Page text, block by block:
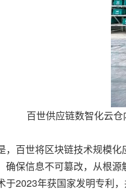
百世供应链数智化云
，百世将区块链技术规模
确保信息不可篡改，从根
于2023年获国家发明专利